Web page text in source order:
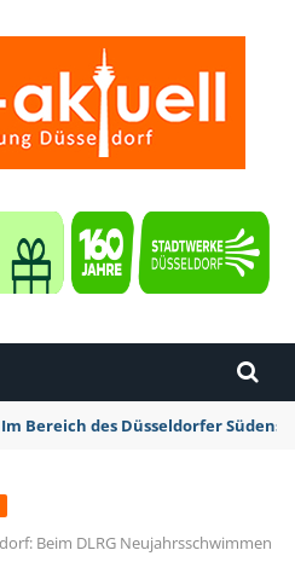
Bereich des Düsseldorfer
Beim DLRG Neujahrsschwimmen